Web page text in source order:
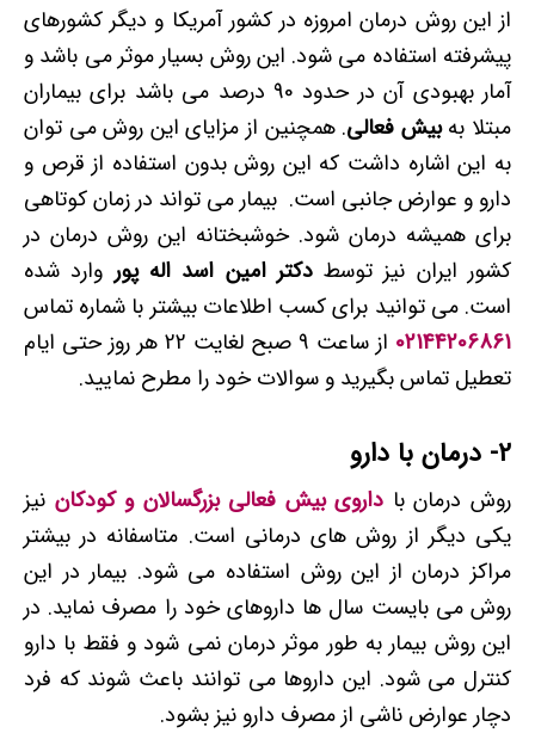
از این روش درمان امروزه در کشور آمریکا و دیگر کشورهای
پیشرفته استفاده می شود. این روش بسیار موثر می باشد و
آمار بهبودی آن در حدود 90 درصد می باشد برای بیماران
مبتلا بهبیش فعالی. همچنین از مزایای این روش می توان
به این اشاره داشت که این روش بدون استفاده از قرص و
دارو و عوارض جانبی است. بیمار می تواند در زمان کوتاهی
برای همیشه درمان شود. خوشبختانه این روش درمان در
کشور ایران نیز توسطدکتر امین اسد اله پور وارد شده
است. می توانید برای کسب اطلاعات بیشتر با شماره تماس
02144206861
از ساعت 9 صبح لغایت 22 هر روز حتی ایام
تعطیل تماس بگیرید و سوالات خود را مطرح نمایید.
2- درمان با دارو
روش درمان با داروی بیش فعالی بزرگسالان و کودکان نیز
یکی دیگر از روش های درمانی است. متاسفانه در بیشتر
مراکز درمان از این روش استفاده می شود. بیمار در این
روش می بایست سال ها داروهای خود را مصرف نماید. در
این روش بیمار به طور موثر درمان نمی شود و فقط با دارو
کنترل می شود. این داروها می توانند باعث شوند که فرد
دچار عوارض ناشی از مصرف دارو نیز بشود.